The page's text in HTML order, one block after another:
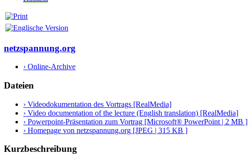
netzspannung.org
› Online-Archive
Dateien
› Videodokumentation des Vortrags [RealMedia]
› Video documentation of the lecture (English translation) [RealMedia]
› Powerpoint-Präsentation zum Vortrag [Microsoft® PowerPoint | 2 MB ]
› Homepage von netzspannung.org [JPEG | 315 KB ]
Kurzbeschreibung